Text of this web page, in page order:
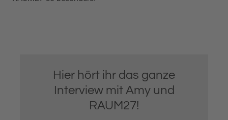
Hier hört ihr das ganze
Interview mit Amy und
RAUM27!